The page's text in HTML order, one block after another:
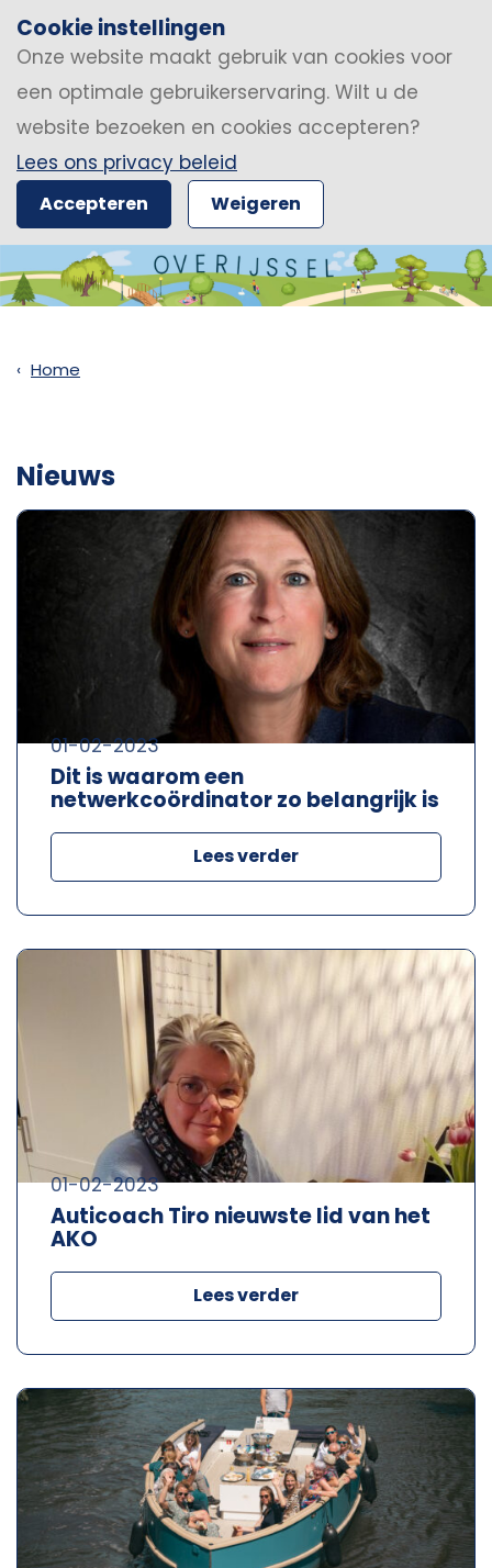
Cookie instellingen
Onze website maakt gebruik van cookies voor
een optimale gebruikerservaring. Wilt u de
website bezoeken en cookies accepteren?
Lees ons privacy beleid
Accepteren Weigeren
Home
Nieuws
Dit is waarom een
netwerkcoördinator zo belangrijk is
01-02-2023
Lees verder
Auticoach Tiro nieuwste lid van het
AKO
01-02-2023
Lees verder